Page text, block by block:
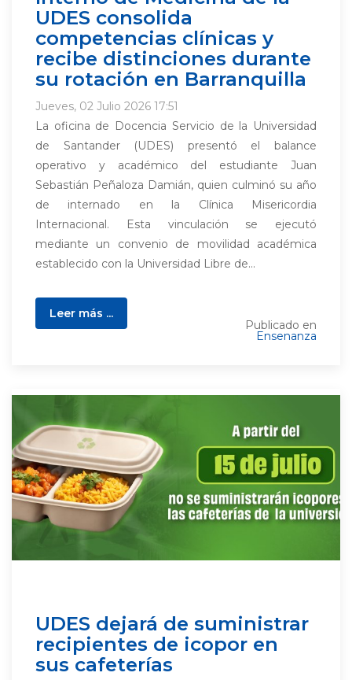
UDES consolida
competencias clínicas y
recibe distinciones durante
su rotación en Barranquilla
Jueves, 02 Julio 2026 17:51
La oficina de Docencia Servicio de la Universidad
de Santander (UDES) presentó el balance
operativo y académico del estudiante Juan
Sebastián Peñaloza Damián, quien culminó su año
de internado en la Clínica Misericordia
Internacional. Esta vinculación se ejecutó
mediante un convenio de movilidad académica
establecido con la Universidad Libre de...
Leer más ...
Publicado en
Ensenanza
UDES dejará de suministrar
recipientes de icopor en
sus cafeterías